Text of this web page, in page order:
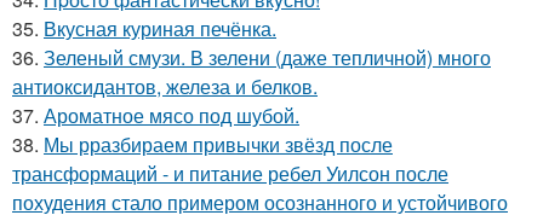
35. Вкусная куриная печёнка.
36. Зеленый смузи. В зелени (даже тепличной) много
антиоксидантов, железа и белков.
37. Ароматное мясо под шубой.
38. Мы рразбираем привычки звёзд после
трансформаций - и питание ребел Уилсон после
похудения стало примером осознанного и устойчивого